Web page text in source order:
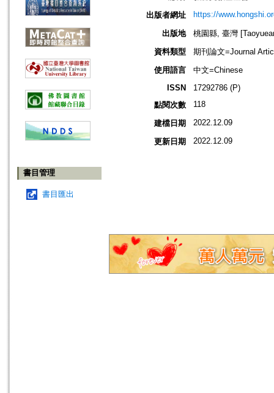
書目管理
書目匯出
出版者網址
https://
出版地
桃園縣, 臺灣
資料類型
期刊論文=Journal
使用語言
中文=Chinese
ISSN
17292786 (P)
點閱次數
118
建檔日期 2022.12.09
更新日期 2022.12.09